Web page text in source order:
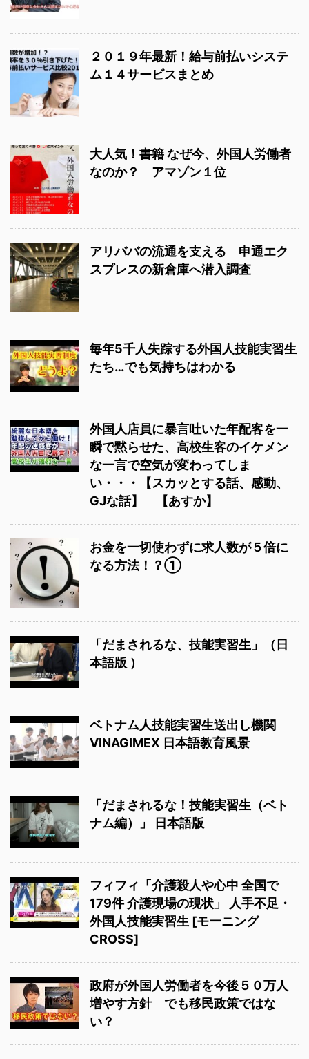
２０１９年最新！給与前払いシステ
ム１４サービスまとめ
大人気！書籍 なぜ今、外国人労働者
なのか？ アマゾン１位
アリババの流通を支える 申通エク
スプレスの新倉庫へ潜入調査
毎年5千人失踪する外国人技能実習生
たち…でも気持ちはわかる
外国人店員に暴言吐いた年配客を一
瞬で黙らせた、高校生客のイケメン
な一言で空気が変わってしま
い・・・【スカッとする話、感動、
GJな話】 【あすか】
お金を一切使わずに求人数が５倍に
なる方法！？①
「だまされるな、技能実習生」（日
本語版 ）
ベトナム人技能実習生送出し機関
VINAGIMEX 日本語教育風景
「だまされるな！技能実習生（ベト
ナム編）」 日本語版
フィフィ「介護殺人や心中 全国で
179件 介護現場の現状」 人手不足・
外国人技能実習生 [モーニング
CROSS]
政府が外国人労働者を今後５０万人
増やす方針 でも移民政策ではな
い？